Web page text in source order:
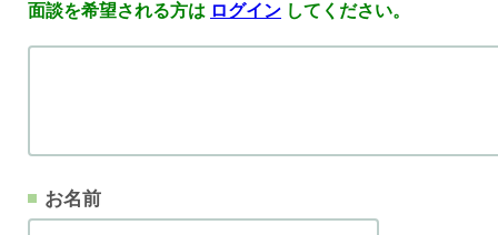
面談を希望される方は ログイン してください。
お名前